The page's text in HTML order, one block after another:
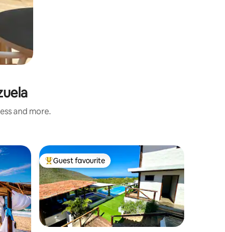
and more.
Top guest favourite
Guest favourite